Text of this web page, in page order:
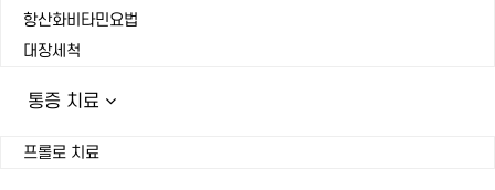
항산화비타민요법
대장세척
통증 치료
프롤로 치료